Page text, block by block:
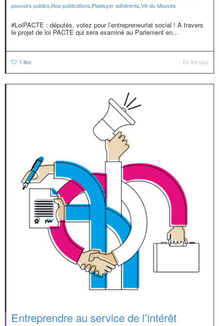
pouvoirs publics,Nos publications,Plaidoyer adhérents,Vie du Mouves
#LoiPACTE : députés, votez pour l’entrepreneuriat social ! A travers
le projet de loi PACTE qui sera examiné au Parlement en...
1 like En lire plus
Entreprendre au service de l’intérêt